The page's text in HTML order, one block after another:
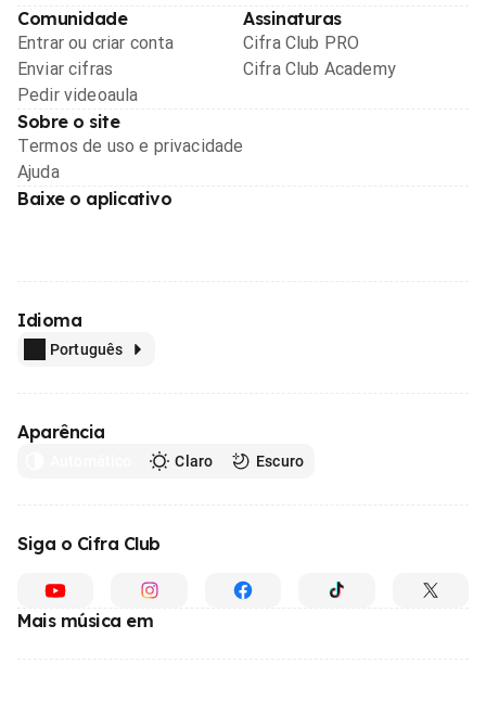
Comunidade
Entrar ou criar conta
Enviar cifras
Pedir videoaula
Assinaturas
Cifra Club PRO
Cifra Club Academy
Sobre o site
Termos de uso e privacidade
Ajuda
Baixe o aplicativo
Idioma
Português
Aparência
Claro Escuro
Siga o Cifra Club
Mais música em